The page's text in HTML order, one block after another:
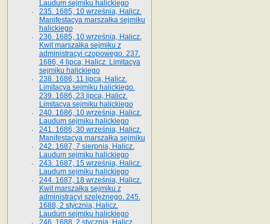
Laudum sejmiku halickiego
235. 1685, 10 września, Halicz.
Manifestacya marszałka sejmiku
halickiego
236. 1685, 10 września, Halicz.
Kwit marszałka sejmiku z
administracyi czopowego. 237.
1686, 4 lipca, Halicz. Limitacya
sejmiku halickiego
238. 1686, 11 lipca, Halicz.
Limitacya sejmiku halickiego.
239. 1686, 23 lipca, Halicz.
Limitacya sejmiku halickiego
240. 1686, 10 września, Halicz.
Laudum sejmiku halickiego
241. 1686, 30 września, Halicz.
Manifestacya marszałka sejmiku
242. 1687, 7 sierpnia, Halicz.
Laudum sejmiku halickiego
243. 1687, 15 września, Halicz.
Laudum sejmiku halickiego
244. 1687, 18 września, Halicz.
Kwit marszałka sejmiku z
administracyi szelężnego. 245.
1688, 2 stycznia, Halicz.
Laudum sejmiku halickiego
246. 1688, 2 stycznia, Halicz.